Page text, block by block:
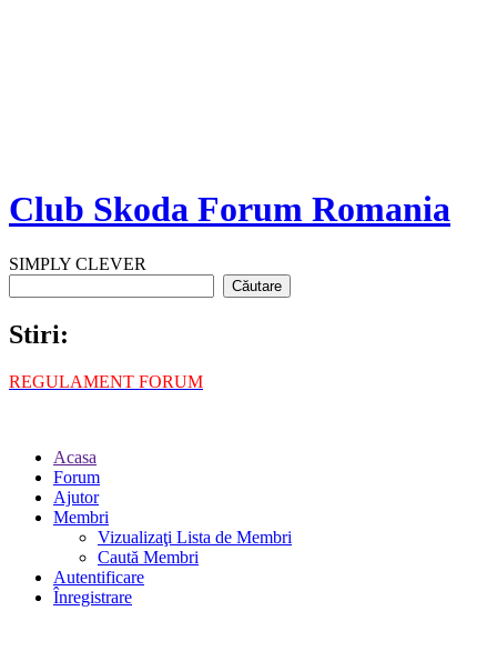
Club Skoda Forum Romania
SIMPLY CLEVER
Stiri:
REGULAMENT FORUM
Acasa
Forum
Ajutor
Membri
Vizualizaţi Lista de Membri
Caută Membri
Autentificare
Înregistrare